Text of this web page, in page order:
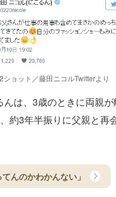
ショット／藤田ニコルTwitterより
は、3歳のときに両親
約3年半振りに父親と再
んのかわかんない」